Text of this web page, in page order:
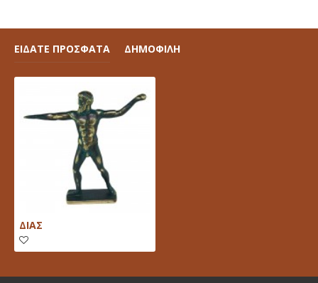
ΕΙΔΑΤΕ ΠΡΟΣΦΑΤΑ ΔΗΜΟΦΙΛΗ
ΔΙΑΣ